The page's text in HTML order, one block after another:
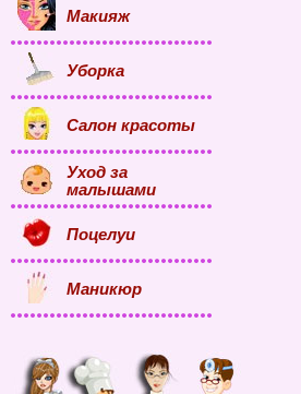
Макияж
Уборка
Салон красоты
Уход за
малышами
Поцелуи
Маникюр